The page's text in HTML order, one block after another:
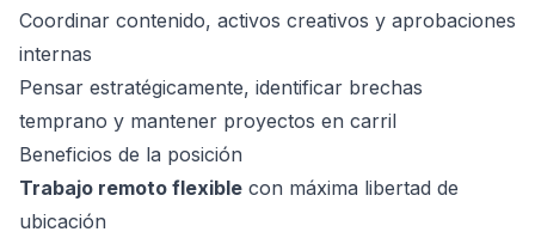
Coordinar contenido, activos creativos y aprobaciones
internas
Pensar estratégicamente, identificar brechas
temprano y mantener proyectos en carril
Beneficios de la posición
Trabajo remoto flexible con máxima libertad de
ubicación